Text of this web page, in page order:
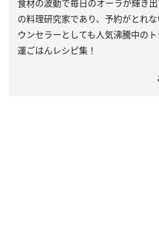
食材の波動で毎日のオーラが輝き
の料理研究家であり、予約がとれ
ウンセラーとしても人気沸騰中の
運ごはんレシピ集！